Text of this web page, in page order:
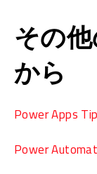
その
から
Power Apps
Power